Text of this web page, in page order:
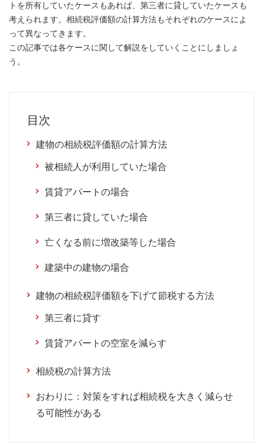
トを所有していたケースもあれば、第三者に貸していたケースも
考えられます。相続税評価額の計算方法もそれぞれのケースによ
って異なってきます。
この記事では各ケースに関して解説をしていくことにしましょ
う。
目次
建物の相続税評価額の計算方法
被相続人が利用していた場合
賃貸アパートの場合
第三者に貸していた場合
亡くなる前に増改築等した場合
建築中の建物の場合
建物の相続税評価額を下げて節税する方法
第三者に貸す
賃貸アパートの空室を減らす
相続税の計算方法
おわりに：対策をすれば相続税を大きく減らせ
る可能性がある